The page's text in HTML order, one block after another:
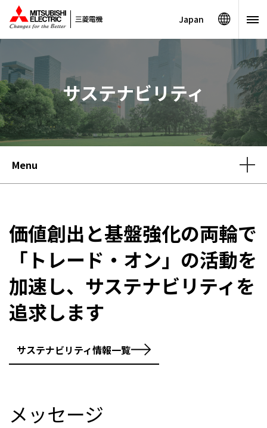
Japan
サステナビリティ
Menu
価値創出と基盤強化の両輪で
「トレード・オン」の活動を
加速し、サステナビリティを
追求します
サステナビリティ情報一覧
メッセージ